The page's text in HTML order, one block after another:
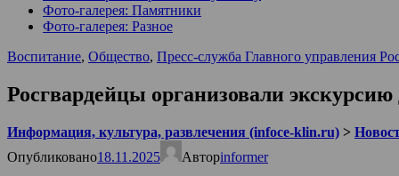
Фото-галерея: Памятники
Фото-галерея: Разное
Воспитание, Общество, Пресс-служба Главного управления
Росгвардейцы организовали
Информация, культура, развлечения (infoce-klin.ru) >
Опубликовано18.11.2025 Авторinformer